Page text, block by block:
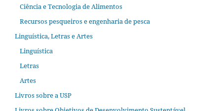
Ciência e Tecnologia de Alimentos
Recursos pesqueiros e engenharia de pesca
Linguística, Letras e Artes
Linguística
Letras
Artes
Livros sobre a USP